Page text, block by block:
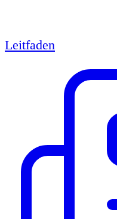
Leitfaden